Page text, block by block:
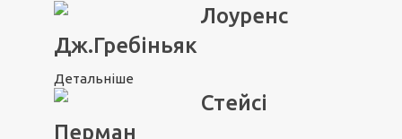
Лоуренс
Дж.Гребіньяк
Детальніше
Стейсі
Перман